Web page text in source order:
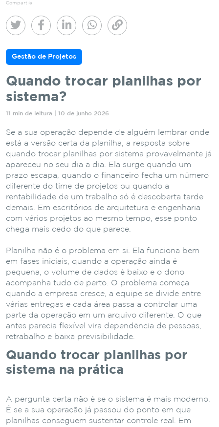
Compartile
Gestão de Projetos
Quando trocar planilhas por
sistema?
11 min de leitura | 10 de junho 2026
Se a sua operação depende de alguém lembrar onde
está a versão certa da planilha, a resposta sobre
quando trocar planilhas por sistema provavelmente já
apareceu no seu dia a dia. Ela surge quando um
prazo escapa, quando o financeiro fecha um número
diferente do time de projetos ou quando a
rentabilidade de um trabalho só é descoberta tarde
demais. Em escritórios de arquitetura e engenharia
com vários projetos ao mesmo tempo, esse ponto
chega mais cedo do que parece.
Planilha não é o problema em si. Ela funciona bem
em fases iniciais, quando a operação ainda é
pequena, o volume de dados é baixo e o dono
acompanha tudo de perto. O problema começa
quando a empresa cresce, a equipe se divide entre
várias entregas e cada área passa a controlar uma
parte da operação em um arquivo diferente. O que
antes parecia flexível vira dependência de pessoas,
retrabalho e baixa previsibilidade.
Quando trocar planilhas por
sistema na prática
A pergunta certa não é se o sistema é mais moderno.
É se a sua operação já passou do ponto em que
planilhas conseguem sustentar controle real. Em